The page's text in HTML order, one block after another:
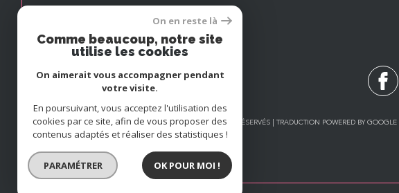
PROPRIÉTAIRE
Se connecter
© 2026 | TOUS DROITS RÉSERVÉS | TRADUCTION POWERED BY GOOGLE |
On en reste là
Comme beaucoup, notre site
utilise les cookies
On aimerait vous accompagner pendant
votre visite.
En poursuivant, vous acceptez l'utilisation des
cookies par ce site, afin de vous proposer des
contenus adaptés et réaliser des statistiques !
PARAMÉTRER OK POUR MOI !